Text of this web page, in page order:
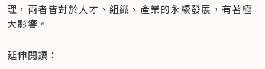
理，兩者皆對於人才、組織、產業的永續發展，有著極
大影響。
延伸閱讀：